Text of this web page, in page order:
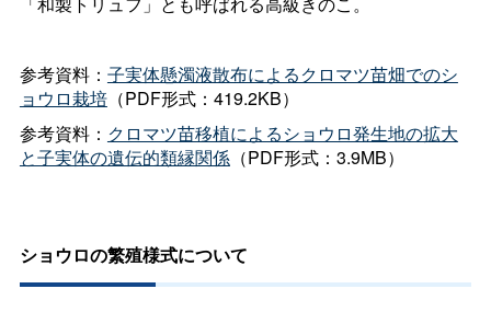
参考資料： 子実体懸濁液散布によるクロマツ苗畑でのシ
ョウロ栽培（PDF形式：419.2KB）
参考資料： クロマツ苗移植によるショウロ発生地の拡大
と子実体の遺伝的類縁関係（PDF形式：3.9MB）
ショウロの繁殖様式について